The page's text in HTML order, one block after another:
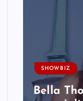
SHOWBIZ
Bella